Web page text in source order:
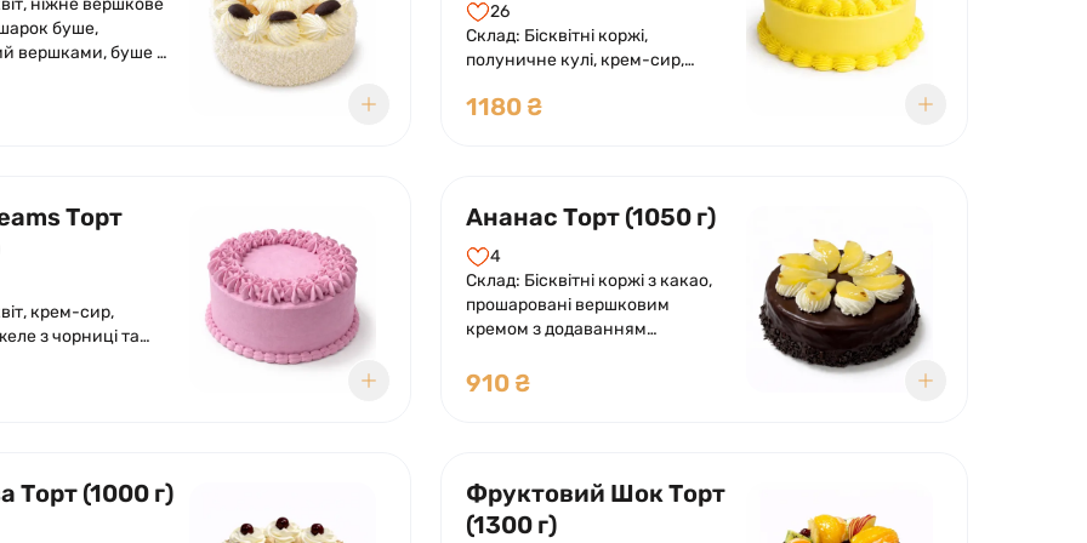
ніжне вершкове
буше,
буше в
26
Склад: Бісквітні коржі,
полуничне кулі, крем-сир,
1180 ₴
Торт
крем-сир,
з чорниці та
Ананас Торт (1050 г)
4
Склад: Бісквітні коржі з какао,
прошаровані вершковим
кремом з додаванням
Оформлений шоколадною
910 ₴
Торт (1000 г)
Фруктовий Шок Торт
(1300 г)